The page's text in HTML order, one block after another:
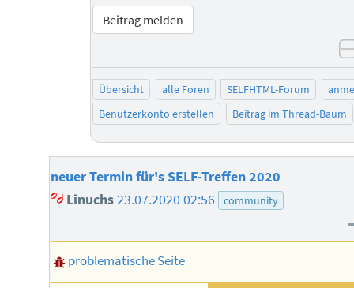
Beitrag melden
Übersicht alle Foren SELFHTML-Forum
Benutzerkonto erstellen
Beitrag im Thread-Baum
neuer Termin für's SELF-Treffen 2020
Linuchs23.07.2020 02:56 community
problematische Seite